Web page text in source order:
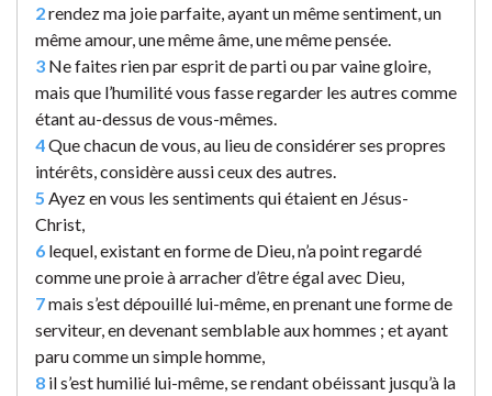
2rendez ma joie parfaite, ayant un même sentiment, un
même amour, une même âme, une même pensée.
3 Ne faites rien par esprit de parti ou par vaine gloire,
mais que l’humilité vous fasse regarder les autres comme
étant au-dessus de vous-mêmes.
4Que chacun de vous, au lieu de considérer ses propres
intérêts, considère aussi ceux des autres.
5 Ayez en vous les sentiments qui étaient en Jésus-
Christ,
6 lequel, existant en forme de Dieu, n’a point regardé
comme une proie à arracher d’être égal avec Dieu,
7mais s’est dépouillé lui-même, en prenant une forme de
serviteur, en devenant semblable aux hommes ; et ayant
paru comme un simple homme,
8 il s’est humilié lui-même, se rendant obéissant jusqu’à la